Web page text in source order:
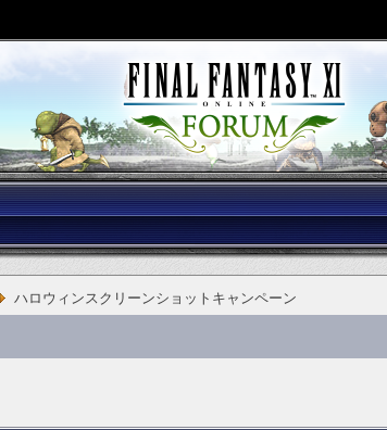
ハロウィンスクリーンショットキャンペーン